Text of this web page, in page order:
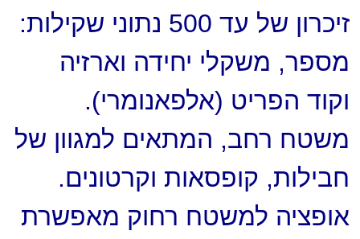
זיכרון של עד 500 נתוני שקילות:
מספר, משקלי יחידה וארזיה
וקוד הפריט (אלפאנומרי).
משטח רחב, המתאים למגוון של
חבילות, קופסאות וקרטונים.
אופציה למשטח רחוק מאפשרת